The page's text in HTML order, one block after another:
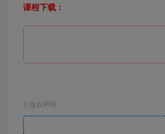
课程下载：
© 版权声明